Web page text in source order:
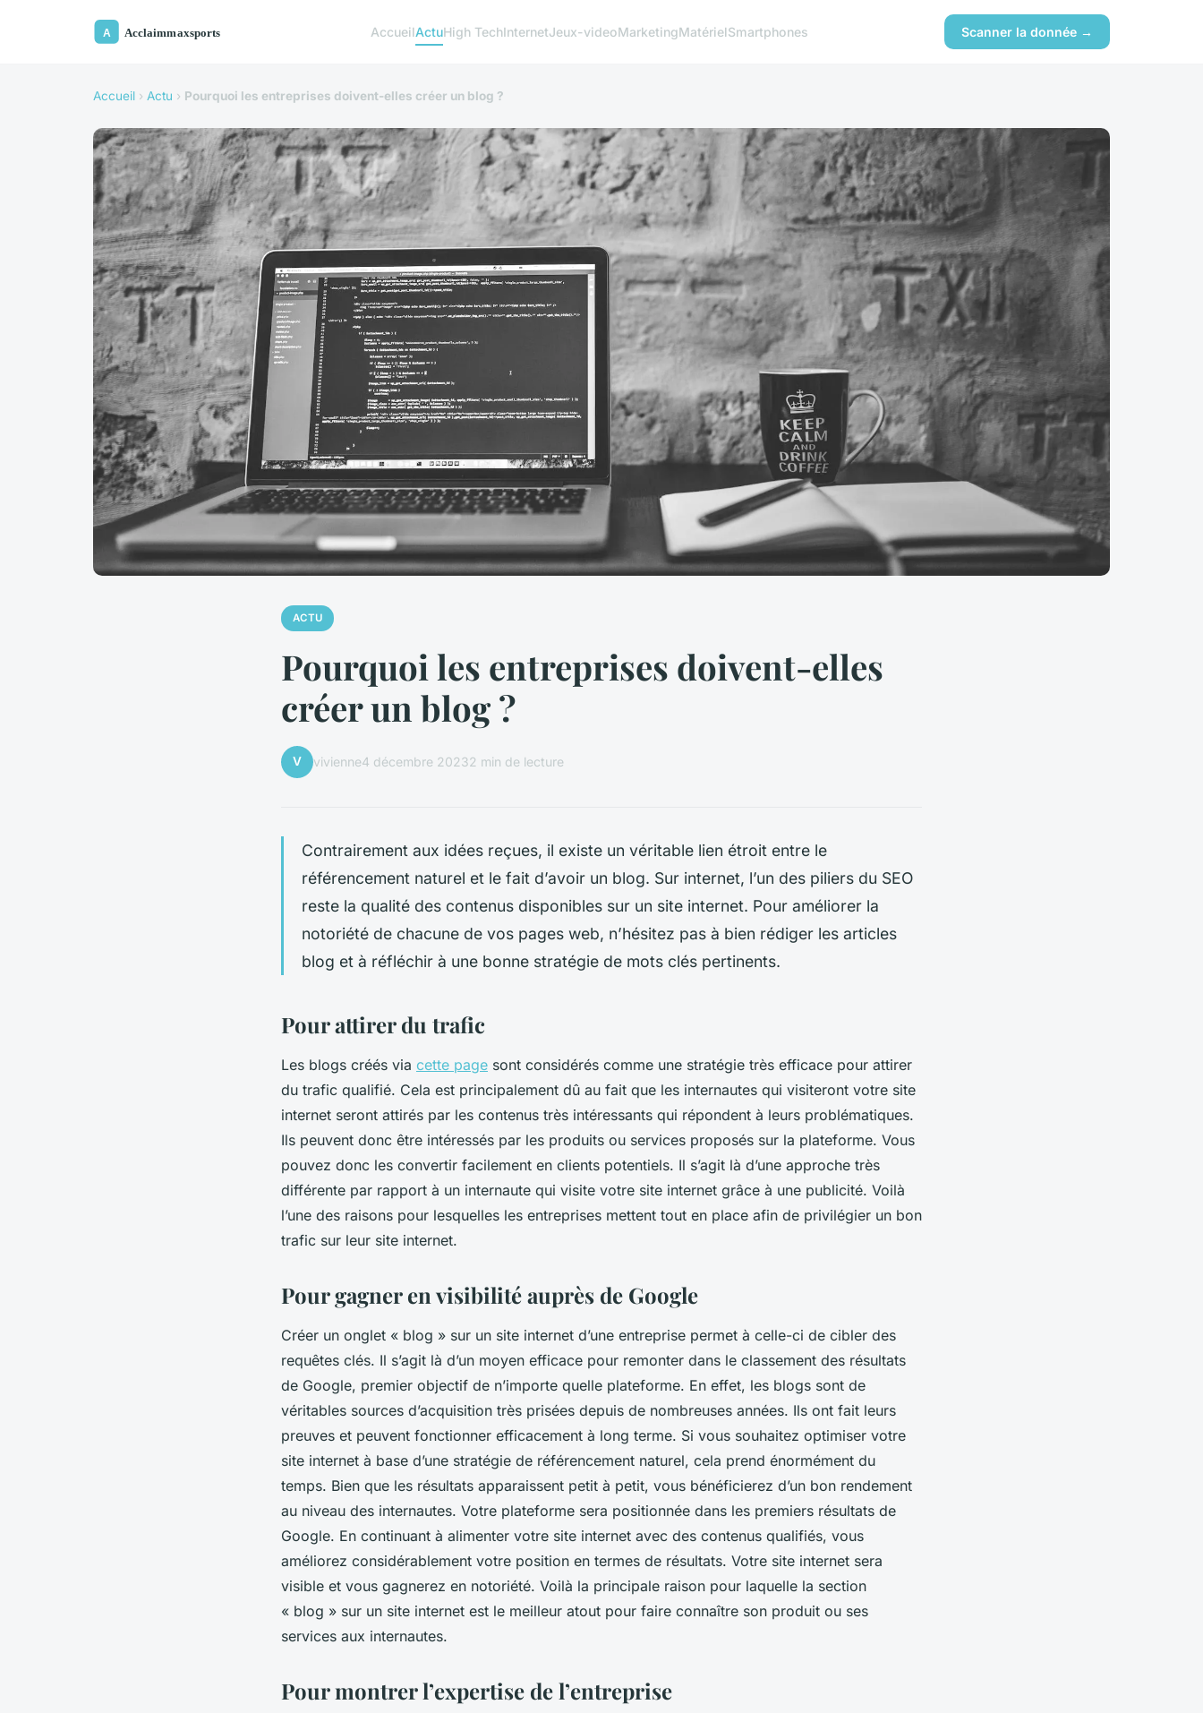
AccueilActuHigh TechInternetJeux-videoMarketingMatérielSmartphones Scanner la donnée →
Accueil › Actu › Pourquoi les entreprises doivent-elles créer un blog ?
ACTU
Pourquoi les entreprises doivent-elles
créer un blog ?
V vivienne4 décembre 20232 min de lecture
Contrairement aux idées reçues, il existe un véritable lien étroit entre le
référencement naturel et le fait d’avoir un blog. Sur internet, l’un des piliers du SEO
reste la qualité des contenus disponibles sur un site internet. Pour améliorer la
notoriété de chacune de vos pages web, n’hésitez pas à bien rédiger les articles
blog et à réfléchir à une bonne stratégie de mots clés pertinents.
Pour attirer du trafic
Les blogs créés via cette page sont considérés comme une stratégie très efficace pour attirer
du trafic qualifié. Cela est principalement dû au fait que les internautes qui visiteront votre site
internet seront attirés par les contenus très intéressants qui répondent à leurs problématiques.
Ils peuvent donc être intéressés par les produits ou services proposés sur la plateforme. Vous
pouvez donc les convertir facilement en clients potentiels. Il s’agit là d’une approche très
différente par rapport à un internaute qui visite votre site internet grâce à une publicité. Voilà
l’une des raisons pour lesquelles les entreprises mettent tout en place afin de privilégier un bon
trafic sur leur site internet.
Pour gagner en visibilité auprès de Google
Créer un onglet « blog » sur un site internet d’une entreprise permet à celle-ci de cibler des
requêtes clés. Il s’agit là d’un moyen efficace pour remonter dans le classement des résultats
de Google, premier objectif de n’importe quelle plateforme. En effet, les blogs sont de
véritables sources d’acquisition très prisées depuis de nombreuses années. Ils ont fait leurs
preuves et peuvent fonctionner efficacement à long terme. Si vous souhaitez optimiser votre
site internet à base d’une stratégie de référencement naturel, cela prend énormément du
temps. Bien que les résultats apparaissent petit à petit, vous bénéficierez d’un bon rendement
au niveau des internautes. Votre plateforme sera positionnée dans les premiers résultats de
Google. En continuant à alimenter votre site internet avec des contenus qualifiés, vous
améliorez considérablement votre position en termes de résultats. Votre site internet sera
visible et vous gagnerez en notoriété. Voilà la principale raison pour laquelle la section
« blog » sur un site internet est le meilleur atout pour faire connaître son produit ou ses
services aux internautes.
Pour montrer l’expertise de l’entreprise